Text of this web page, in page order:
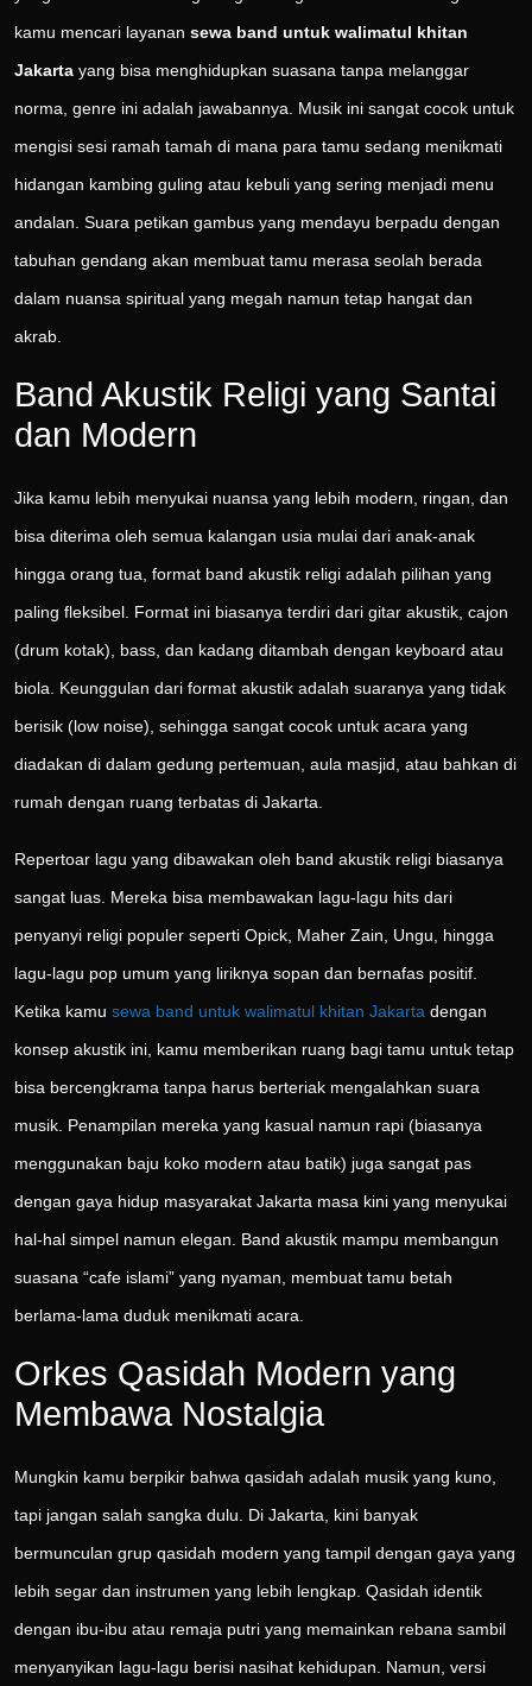
kamu mencari layanan sewa band untuk walimatul khitan
Jakarta yang bisa menghidupkan suasana tanpa melanggar
norma, genre ini adalah jawabannya. Musik ini sangat cocok untuk
mengisi sesi ramah tamah di mana para tamu sedang menikmati
hidangan kambing guling atau kebuli yang sering menjadi menu
andalan. Suara petikan gambus yang mendayu berpadu dengan
tabuhan gendang akan membuat tamu merasa seolah berada
dalam nuansa spiritual yang megah namun tetap hangat dan
akrab.
Band Akustik Religi yang Santai
dan Modern
Jika kamu lebih menyukai nuansa yang lebih modern, ringan, dan
bisa diterima oleh semua kalangan usia mulai dari anak-anak
hingga orang tua, format band akustik religi adalah pilihan yang
paling fleksibel. Format ini biasanya terdiri dari gitar akustik, cajon
(drum kotak), bass, dan kadang ditambah dengan keyboard atau
biola. Keunggulan dari format akustik adalah suaranya yang tidak
berisik (low noise), sehingga sangat cocok untuk acara yang
diadakan di dalam gedung pertemuan, aula masjid, atau bahkan di
rumah dengan ruang terbatas di Jakarta.
Repertoar lagu yang dibawakan oleh band akustik religi biasanya
sangat luas. Mereka bisa membawakan lagu-lagu hits dari
penyanyi religi populer seperti Opick, Maher Zain, Ungu, hingga
lagu-lagu pop umum yang liriknya sopan dan bernafas positif.
Ketika kamu sewa band untuk walimatul khitan Jakarta dengan
konsep akustik ini, kamu memberikan ruang bagi tamu untuk tetap
bisa bercengkrama tanpa harus berteriak mengalahkan suara
musik. Penampilan mereka yang kasual namun rapi (biasanya
menggunakan baju koko modern atau batik) juga sangat pas
dengan gaya hidup masyarakat Jakarta masa kini yang menyukai
hal-hal simpel namun elegan. Band akustik mampu membangun
suasana “cafe islami” yang nyaman, membuat tamu betah
berlama-lama duduk menikmati acara.
Orkes Qasidah Modern yang
Membawa Nostalgia
Mungkin kamu berpikir bahwa qasidah adalah musik yang kuno,
tapi jangan salah sangka dulu. Di Jakarta, kini banyak
bermunculan grup qasidah modern yang tampil dengan gaya yang
lebih segar dan instrumen yang lebih lengkap. Qasidah identik
dengan ibu-ibu atau remaja putri yang memainkan rebana sambil
menyanyikan lagu-lagu berisi nasihat kehidupan. Namun, versi